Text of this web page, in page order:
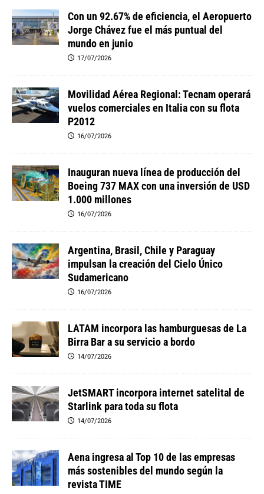
Con un 92.67% de eficiencia, el Aeropuerto
Jorge Chávez fue el más puntual del
mundo en junio
17/07/2026
Movilidad Aérea Regional: Tecnam operará
vuelos comerciales en Italia con su flota
P2012
16/07/2026
Inauguran nueva línea de producción del
Boeing 737 MAX con una inversión de USD
1.000 millones
16/07/2026
Argentina, Brasil, Chile y Paraguay
impulsan la creación del Cielo Único
Sudamericano
16/07/2026
LATAM incorpora las hamburguesas de La
Birra Bar a su servicio a bordo
14/07/2026
JetSMART incorpora internet satelital de
Starlink para toda su flota
14/07/2026
Aena ingresa al Top 10 de las empresas
más sostenibles del mundo según la
revista TIME